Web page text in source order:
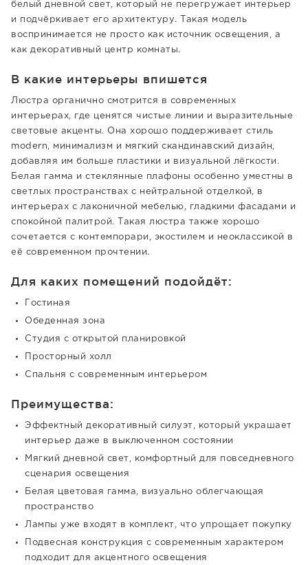
белый дневной свет, который не перегружает интерьер
и подчёркивает его архитектуру. Такая модель
воспринимается не просто как источник освещения, а
как декоративный центр комнаты.
В какие интерьеры впишется
Люстра органично смотрится в современных
интерьерах, где ценятся чистые линии и выразительные
световые акценты. Она хорошо поддерживает стиль
modern, минимализм и мягкий скандинавский дизайн,
добавляя им больше пластики и визуальной лёгкости.
Белая гамма и стеклянные плафоны особенно уместны в
светлых пространствах с нейтральной отделкой, в
интерьерах с лаконичной мебелью, гладкими фасадами и
спокойной палитрой. Такая люстра также хорошо
сочетается с контемпорари, экостилем и неоклассикой в
её современном прочтении.
Для каких помещений подойдёт:
Гостиная
Обеденная зона
Студия с открытой планировкой
Просторный холл
Спальня с современным интерьером
Преимущества:
Эффектный декоративный силуэт, который украшает
интерьер даже в выключенном состоянии
Мягкий дневной свет, комфортный для повседневного
сценария освещения
Белая цветовая гамма, визуально облегчающая
пространство
Лампы уже входят в комплект, что упрощает покупку
Подвесная конструкция с современным характером
подходит для акцентного освещения